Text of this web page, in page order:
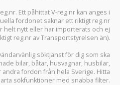
Ett påhittat V-reg.nr kan anges i
fordonet saknar ett riktigt reg.nr
helt nytt eller har importerats och ej
reg.nr av Transportstyrelsen än).
söktjänst för dig som ska
bilar, båtar, husvagnar, husbilar,
andra fordon från hela Sverige. Hitta
sökfunktioner med snabba filter.